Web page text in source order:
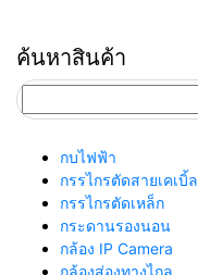
ค้นหาสินค้า
สำหรับ:
กบไฟฟ้า
กรรไกรตัดสายเคเบิ้ล
กรรไกรตัดเหล็ก
กระดานรองนอน
กล้อง IP Camera
กล้องส่องทางไกล